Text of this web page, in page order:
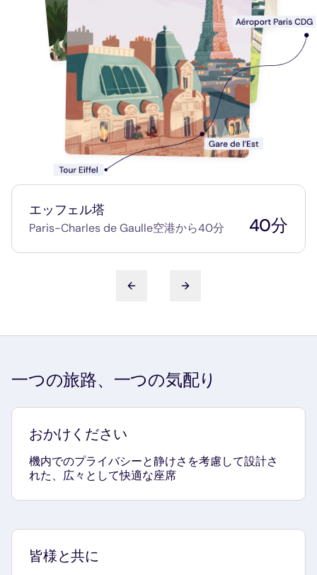
エッフェル塔
Paris-Charles de Gaulle空港から40分
40分
前のスライド次のスライド
一つの旅路、一つの気配り
おかけください
機内でのプライバシーと静けさを考慮して設計さ
れた、広々として快適な座席
皆様と共に